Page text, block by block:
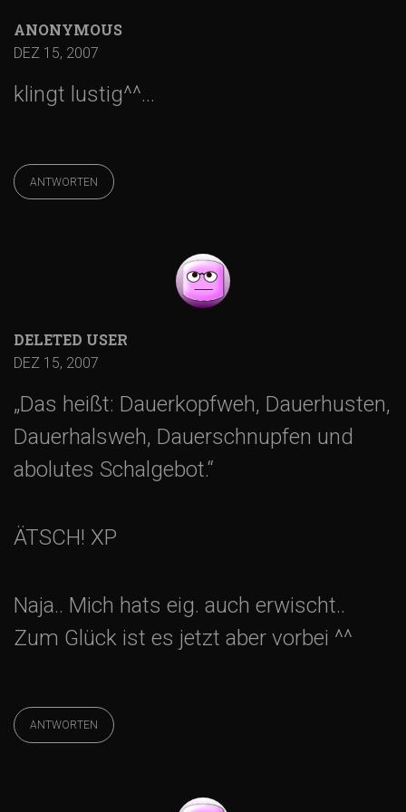
v
g
a
t
n
ANONYMOUS
DEZ 15, 2007
klingt lustig^^…
ANTWORTEN
DELETED USER
DEZ 15, 2007
„Das heißt: Dauerkopfweh, Dauerhusten,
Dauerhalsweh, Dauerschnupfen und
abolutes Schalgebot.“
ÄTSCH! XP
Naja.. Mich hats eig. auch erwischt..
Zum Glück ist es jetzt aber vorbei ^^
ANTWORTEN